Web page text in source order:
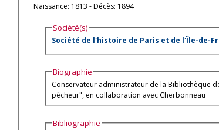
Naissance: 1813 - Décès: 1894
Société(s)
Société de l'histoire de Paris et de l'Île-de-
Biographie
Conservateur administrateur de la Bibliothèque
pêcheur", en collaboration avec Cherbonneau
Bibliographie